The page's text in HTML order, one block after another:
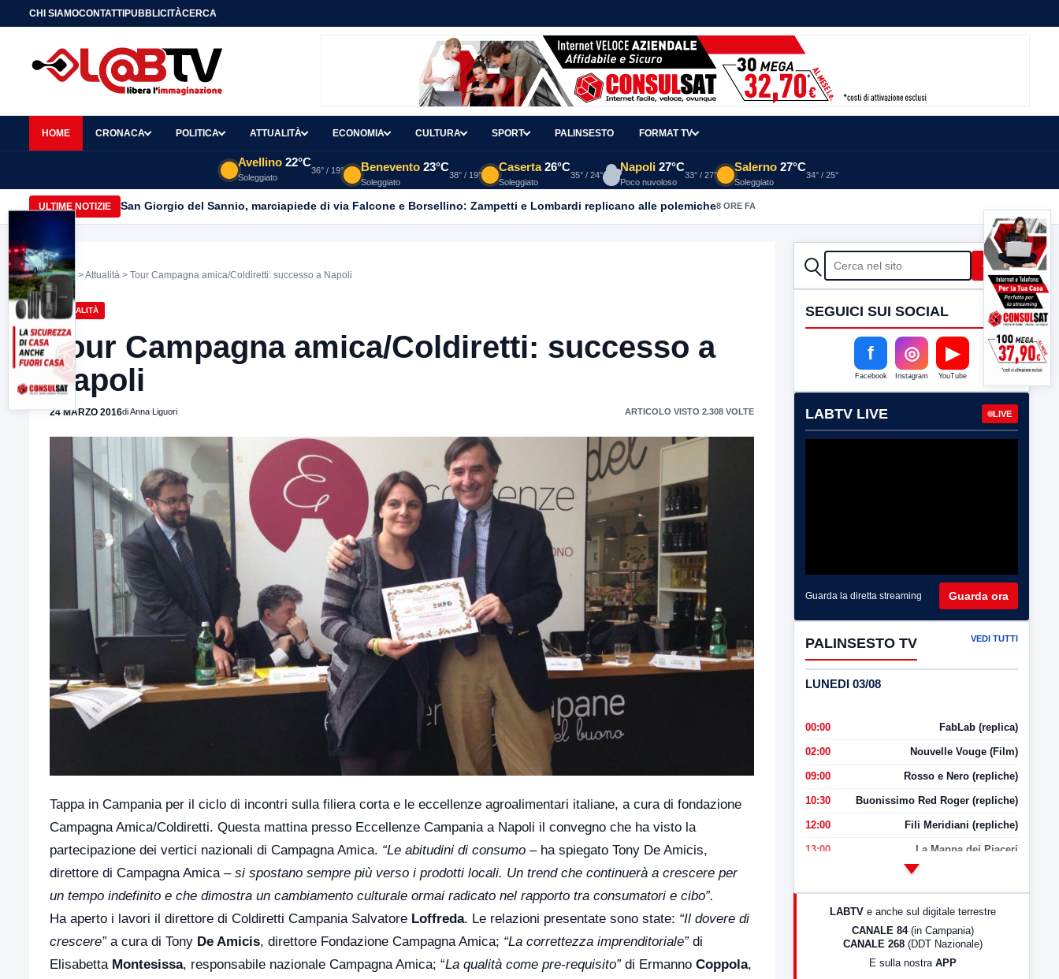
CHI SIAMOCONTATTIPUBBLICITÀCERCA
HOME CRONACA POLITICA ATTUALITÀ ECONOMIA CULTURA SPORT PALINSESTO FORMAT TV
Avellino 22°C
Soleggiato
36° / 19° Benevento 23°C
Soleggiato
38° / 19°
Caserta 26°C
Soleggiato
35° / 24°
Napoli 27°C
Poco nuvoloso
33° / 27°
Salerno 27°C
Soleggiato
34° / 25°
ULTIME NOTIZIE San Giorgio del Sannio, marciapiede di via Falcone e Borsellino: Zampetti e Lombardi replicano alle polemiche8 ORE FA
Home >Attualità > Tour Campagna amica/Coldiretti: successo a Napoli
ATTUALITÀ
Tour Campagna amica/Coldiretti: successo a
Napoli
24 MARZO 2016di Anna Liguori ARTICOLO VISTO 2.308 VOLTE
Tappa in Campania per il ciclo di incontri sulla filiera corta e le eccellenze agroalimentari italiane, a cura di fondazione
Campagna Amica/Coldiretti. Questa mattina presso Eccellenze Campania a Napoli il convegno che ha visto la
partecipazione dei vertici nazionali di Campagna Amica. “Le abitudini di consumo –ha spiegato Tony De Amicis,
direttore di Campagna Amica – si spostano sempre più verso i prodotti locali. Un trend che continuerà a crescere per
un tempo indefinito e che dimostra un cambiamento culturale ormai radicato nel rapporto tra consumatori e cibo”.
Ha aperto i lavori il direttore di Coldiretti Campania Salvatore Loffreda. Le relazioni presentate sono state: “Il dovere di
crescere” a cura di Tony De Amicis, direttore Fondazione Campagna Amica; “La correttezza imprenditoriale”di
Elisabetta Montesissa, responsabile nazionale Campagna Amica; “La qualità come pre-requisito”di Ermanno Coppola,
CERCA Cerca
SEGUICI SUI SOCIAL
f
Facebook
◎
Instagram
▶
YouTube
LABTV LIVE LIVE
Guarda la diretta streaming Guarda ora
PALINSESTO TV VEDI TUTTI
LUNEDI 03/08
00:00 FabLab (replica)
02:00 Nouvelle Vouge (Film)
09:00 Rosso e Nero (repliche)
10:30 Buonissimo Red Roger (repliche)
12:00 Fili Meridiani (repliche)
13:00 La Mappa dei Piaceri
LabNews (Diretta)
LABTV e anche sul digitale terrestre
CANALE 84 (in Campania)
CANALE 268 (DDT Nazionale)
E sulla nostra APP